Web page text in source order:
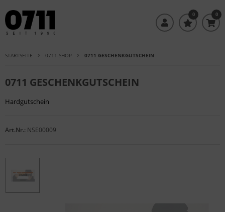
0 0
STARTSEITE 0711-SHOP 0711 GESCHENKGUTSCHEIN
0711 GESCHENKGUTSCHEIN
Hardgutschein
Art.Nr.: NSE00009